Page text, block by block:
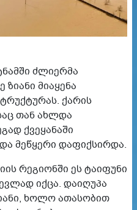
ძლიერმა
ზიანი მიაყენა
ქარის
თან ახლდა
ქვეყანაში
მეწყერი დაფიქსირდა.
რეგიონში ეს ტაიფუნი
იქცა. დაიღუპა
ხოლო ათასობით